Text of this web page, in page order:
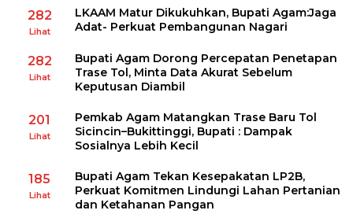
282
Lihat
LKAAM Matur Dikukuhkan, Bupati Agam:Jaga
Adat- Perkuat Pembangunan Nagari
282
Lihat
Bupati Agam Dorong Percepatan Penetapan
Trase Tol, Minta Data Akurat Sebelum
Keputusan Diambil
201
Lihat
Pemkab Agam Matangkan Trase Baru Tol
Sicincin–Bukittinggi, Bupati : Dampak
Sosialnya Lebih Kecil
185
Lihat
Bupati Agam Tekan Kesepakatan LP2B,
Perkuat Komitmen Lindungi Lahan Pertanian
dan Ketahanan Pangan